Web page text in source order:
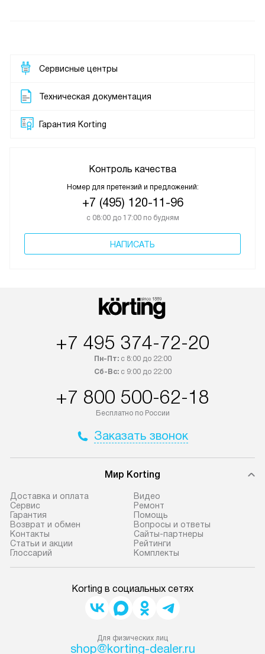
Сервисные центры
Техническая документация
Гарантия Korting
Контроль качества
Номер для претензий и предложений:
+7 (495) 120-11-96
с 08:00 до 17:00 по будням
НАПИСАТЬ
+7 495 374-72-20
Пн-Пт:с 8:00 до 22:00
Сб-Вс:с 9:00 до 22:00
+7 800 500-62-18
Бесплатно по России
Заказать звонок
Мир Korting
Доставка и оплата
Сервис
Гарантия
Возврат и обмен
Контакты
Статьи и акции
Глоссарий
Видео
Ремонт
Помощь
Вопросы и ответы
Сайты-партнеры
Рейтинги
Комплекты
Korting в социальных сетях
Для физических лиц
shop@korting-dealer.ru